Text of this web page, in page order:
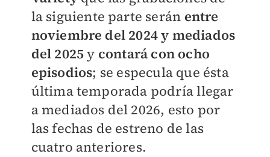
la siguiente parte serán entre
noviembre del 2024 y mediados
del 2025y contará con ocho
episodios; se especula que ésta
última temporada podría llegar
a mediados del 2026, esto por
las fechas de estreno de las
cuatro anteriores.